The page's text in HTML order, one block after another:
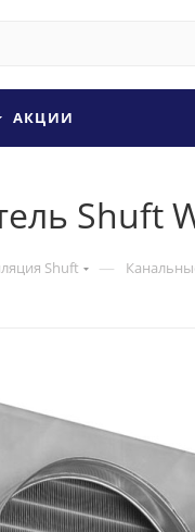
АКЦИИ
Shuft
Shuft —